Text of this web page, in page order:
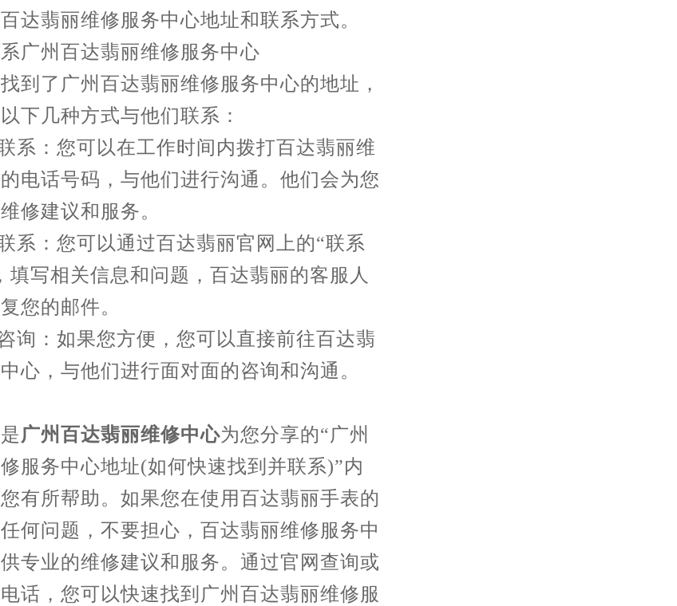
达翡丽维修服务中心地址和联系方式。
州百达翡丽维修服务中心
了广州百达翡丽维修服务中心的地址，
下几种方式与他们联系：
：您可以在工作时间内拨打百达翡丽维
电话号码，与他们进行沟通。他们会为您
修建议和服务。
：您可以通过百达翡丽官网上的“联系
填写相关信息和问题，百达翡丽的客服人
您的邮件。
：如果您方便，您可以直接前往百达翡
心，与他们进行面对面的咨询和沟通。
广州百达翡丽维修中心为您分享的“广州
服务中心地址(如何快速找到并联系)”内
有所帮助。如果您在使用百达翡丽手表的
何问题，不要担心，百达翡丽维修服务中
专业的维修建议和服务。通过官网查询或
话，您可以快速找到广州百达翡丽维修服